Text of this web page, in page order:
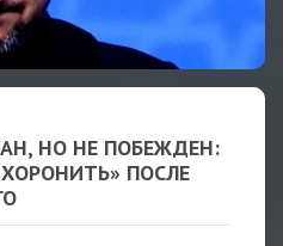
НО НЕ ПОБЕЖДЕН:
ПОСЛЕ